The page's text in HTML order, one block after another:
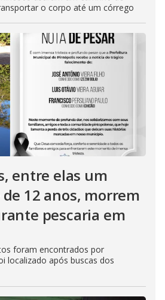
o corpo até um córrego
entre elas um
12 anos, morrem
pescaria em
foram encontrados por
localizado após buscas dos